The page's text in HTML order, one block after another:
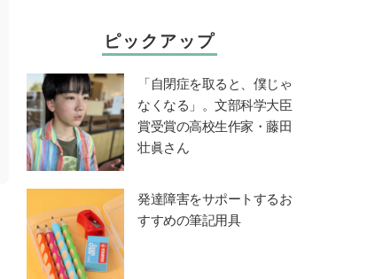
ピックアップ
「自閉症を取ると、僕じゃ
なくなる」。文部科学大臣
賞受賞の高校生作家・藤田
壮眞さん
発達障害をサポートするお
すすめの筆記用具